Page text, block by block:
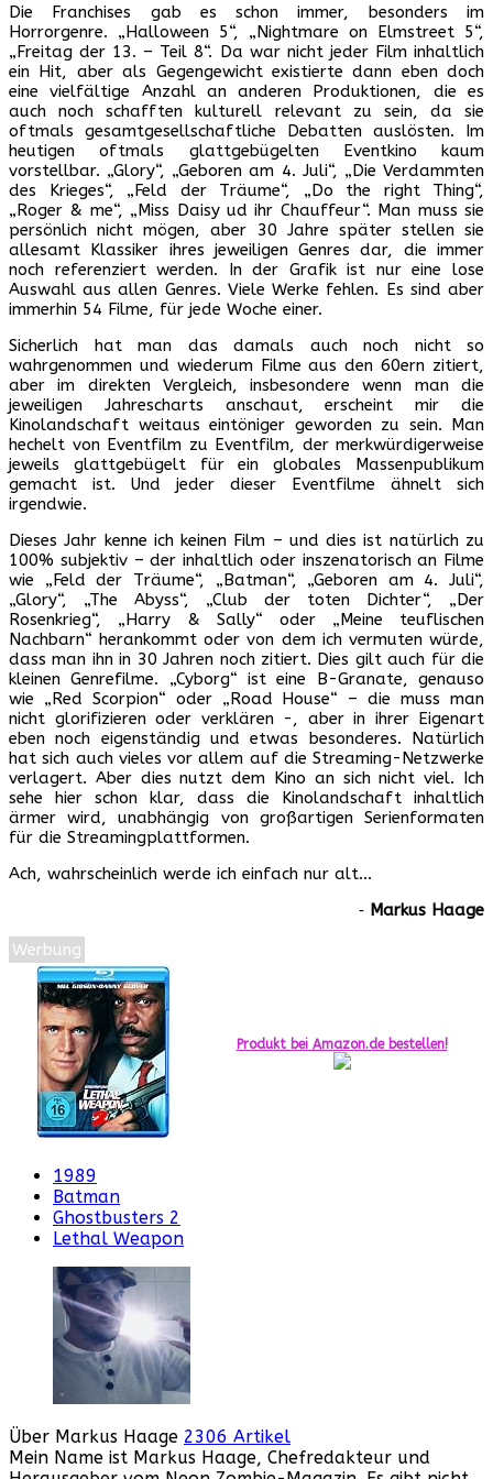
Die Franchises gab es schon immer, besonders im
Horrorgenre. „Halloween 5“, „Nightmare on Elmstreet 5“,
„Freitag der 13. – Teil 8“. Da war nicht jeder Film inhaltlich
ein Hit, aber als Gegengewicht existierte dann eben doch
eine vielfältige Anzahl an anderen Produktionen, die es
auch noch schafften kulturell relevant zu sein, da sie
oftmals gesamtgesellschaftliche Debatten auslösten. Im
heutigen oftmals glattgebügelten Eventkino kaum
vorstellbar. „Glory“, „Geboren am 4. Juli“, „Die Verdammten
des Krieges“, „Feld der Träume“, „Do the right Thing“,
„Roger & me“, „Miss Daisy ud ihr Chauffeur“. Man muss sie
persönlich nicht mögen, aber 30 Jahre später stellen sie
allesamt Klassiker ihres jeweiligen Genres dar, die immer
noch referenziert werden. In der Grafik ist nur eine lose
Auswahl aus allen Genres. Viele Werke fehlen. Es sind aber
immerhin 54 Filme, für jede Woche einer.
Sicherlich hat man das damals auch noch nicht so
wahrgenommen und wiederum Filme aus den 60ern zitiert,
aber im direkten Vergleich, insbesondere wenn man die
jeweiligen Jahrescharts anschaut, erscheint mir die
Kinolandschaft weitaus eintöniger geworden zu sein. Man
hechelt von Eventfilm zu Eventfilm, der merkwürdigerweise
jeweils glattgebügelt für ein globales Massenpublikum
gemacht ist. Und jeder dieser Eventfilme ähnelt sich
irgendwie.
Dieses Jahr kenne ich keinen Film – und dies ist natürlich zu
100% subjektiv – der inhaltlich oder inszenatorisch an Filme
wie „Feld der Träume“, „Batman“, „Geboren am 4. Juli“,
„Glory“, „The Abyss“, „Club der toten Dichter“, „Der
Rosenkrieg“, „Harry & Sally“ oder „Meine teuflischen
Nachbarn“ herankommt oder von dem ich vermuten würde,
dass man ihn in 30 Jahren noch zitiert. Dies gilt auch für die
kleinen Genrefilme. „Cyborg“ ist eine B-Granate, genauso
wie „Red Scorpion“ oder „Road House“ – die muss man
nicht glorifizieren oder verklären -, aber in ihrer Eigenart
eben noch eigenständig und etwas besonderes. Natürlich
hat sich auch vieles vor allem auf die Streaming-Netzwerke
verlagert. Aber dies nutzt dem Kino an sich nicht viel. Ich
sehe hier schon klar, dass die Kinolandschaft inhaltlich
ärmer wird, unabhängig von großartigen Serienformaten
für die Streamingplattformen.
Ach, wahrscheinlich werde ich einfach nur alt…
‐ Markus Haage
Werbung
Produkt bei Amazon.de bestellen!
1989
Batman
Ghostbusters 2
Lethal Weapon
Über Markus Haage 2306 Artikel
Mein Name ist Markus Haage, Chefredakteur und